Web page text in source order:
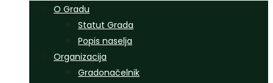
O Gradu
Statut Grada
Popis naselja
Organizacija
Gradonačelnik